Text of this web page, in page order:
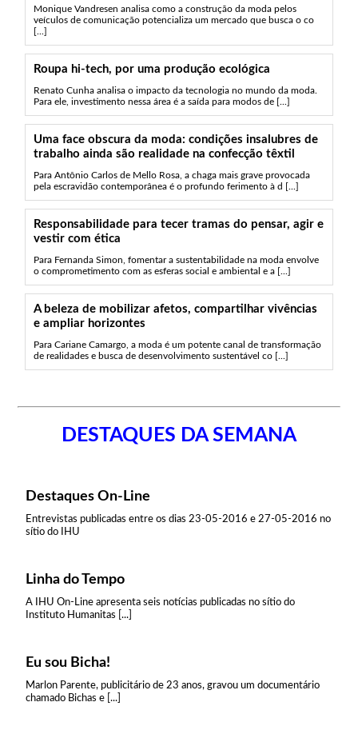
Monique Vandresen analisa como a construção da moda pelos
veículos de comunicação potencializa um mercado que busca o co
[...]
Roupa hi-tech, por uma produção ecológica
Renato Cunha analisa o impacto da tecnologia no mundo da moda.
Para ele, investimento nessa área é a saída para modos de [...]
Uma face obscura da moda: condições insalubres de
trabalho ainda são realidade na confecção têxtil
Para Antônio Carlos de Mello Rosa, a chaga mais grave provocada
pela escravidão contemporânea é o profundo ferimento à d [...]
Responsabilidade para tecer tramas do pensar, agir e
vestir com ética
Para Fernanda Simon, fomentar a sustentabilidade na moda envolve
o comprometimento com as esferas social e ambiental e a [...]
A beleza de mobilizar afetos, compartilhar vivências
e ampliar horizontes
Para Cariane Camargo, a moda é um potente canal de transformação
de realidades e busca de desenvolvimento sustentável co [...]
DESTAQUES DA SEMANA
Destaques On-Line
Entrevistas publicadas entre os dias 23-05-2016 e 27-05-2016 no
sítio do IHU
Linha do Tempo
A IHU On-Line apresenta seis notícias publicadas no sítio do
Instituto Humanitas [...]
Eu sou Bicha!
Marlon Parente, publicitário de 23 anos, gravou um documentário
chamado Bichas e [...]